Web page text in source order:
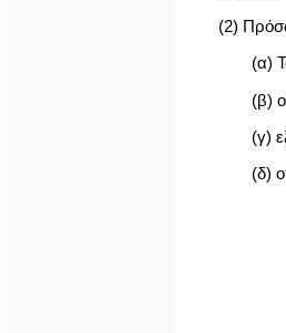
(2)
(α)
(β)
(γ)
(δ)